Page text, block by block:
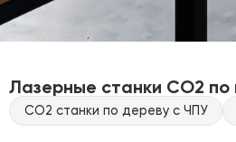
Лазерные станки CO2
CO2 станки по дереву с ЧПУ